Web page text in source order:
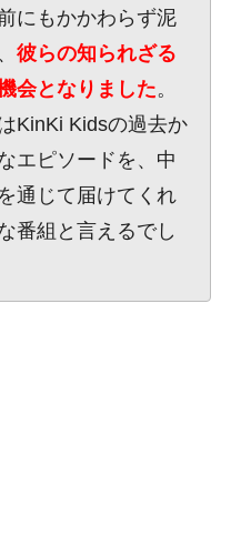
にもかかわらず泥
彼らの知られざる
会となりました。
KinKi Kidsの過去か
エピソードを、中
通じて届けてくれ
番組と言えるでし